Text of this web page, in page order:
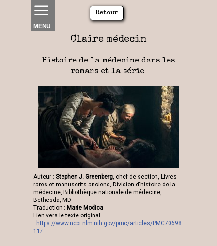
MENU
Histoire de la médecine dans les
romans et la série
Claire médecin
Auteur : Stephen J. Greenberg, chef de section, Livres
rares et manuscrits anciens, Division d'histoire de la
médecine, Bibliothèque nationale de médecine,
Bethesda, MD
Traduction : Marie Modica
Lien vers le texte original
: https://www.ncbi.nlm.nih.gov/pmc/articles/PMC70698
11/
Retour